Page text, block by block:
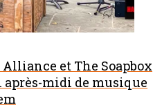
et The Soapbox
midi de musique